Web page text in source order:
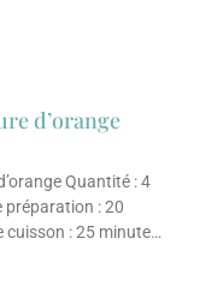
d’orange
Quantité : 4
préparation : 20
cuisson : 25 minutes